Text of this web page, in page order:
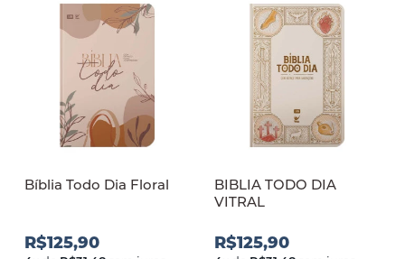
Bíblia Todo Dia Floral
R$125,90
BIBLIA TODO DIA
VITRAL
R$125,90